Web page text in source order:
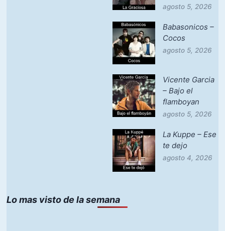
agosto 5, 2026
Babasonicos –
Cocos
agosto 5, 2026
Vicente Garcia
– Bajo el
flamboyan
agosto 5, 2026
La Kuppe – Ese
te dejo
agosto 4, 2026
Lo mas visto de la semana